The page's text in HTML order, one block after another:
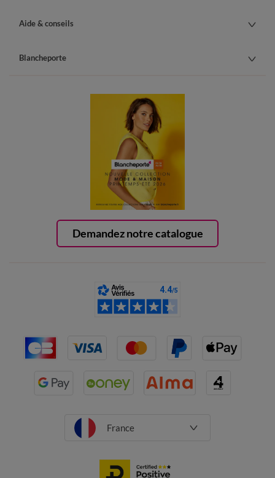
Demandez notre catalogue
Aide & conseils
Blancheporte
France